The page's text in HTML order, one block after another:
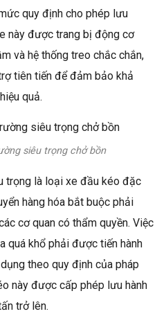
quy định cho phép lưu
này được trang bị động cơ
và hệ thống treo chắc chắn,
tiên tiến để đảm bảo khả
quả.
siêu trọng chở bồn
trọng là loại xe đầu kéo đặc
hàng hóa bắt buộc phải
cơ quan có thẩm quyền. Việc
quá khổ phải được tiến hành
theo quy định của pháp
này được cấp phép lưu hành
trở lên.